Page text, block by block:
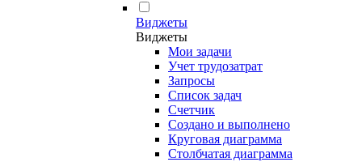
Виджеты
Виджеты
Мои задачи
Учет трудозатрат
Запросы
Список задач
Счетчик
Создано и выполнено
Круговая диаграмма
Столбчатая диаграмма